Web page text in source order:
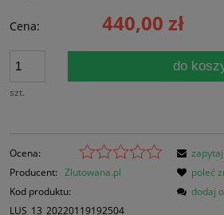
Cena: 440,00 zł
szt.
do
Ocena:
Producent: Zlutowana.pl
Kod produktu:
LUS_13_20220119192504
poleć
dodaj